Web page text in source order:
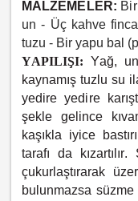
MALZEMELER:
un - Üç kahve
tuzu - Bir yapu bal
YAPILIŞI:Yağ,
kaynamış tuzlu su
yedire yedire
şekle gelince
kaşıkla iyice
tarafı da
çukurlaştırarak
bulunmazsa